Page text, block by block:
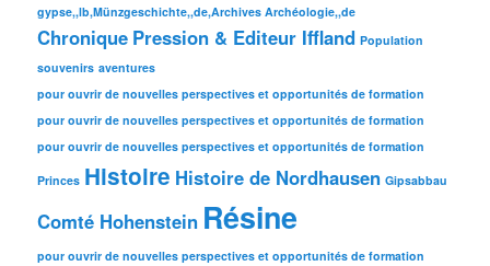
gypse,,lb,Münzgeschichte,,de,Archives Archéologie,,de
Chronique Pression & Editeur Iffland Population
souvenirs aventures
pour ouvrir de nouvelles perspectives et opportunités de formation
pour ouvrir de nouvelles perspectives et opportunités de formation
pour ouvrir de nouvelles perspectives et opportunités de formation
Princes Histoire Histoire de Nordhausen Gipsabbau
Comté Hohenstein Résine
pour ouvrir de nouvelles perspectives et opportunités de formation